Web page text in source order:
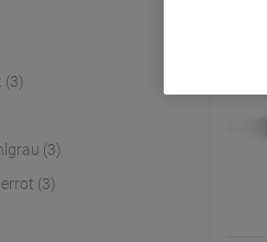
(3)
(3)
(3)